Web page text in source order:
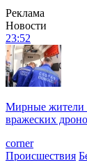
Реклама
Новости
23:52
Мирные жители
вражеских
corner
Происшествия